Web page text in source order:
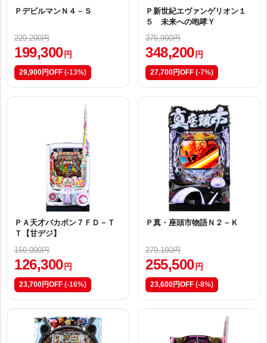
ＰデビルマンＮ４－Ｓ
229,200円
199,300 円
29,900円OFF (-13%)
Ｐ新世紀エヴァンゲリオン１
５ 未来への咆哮Ｙ
375,900円
348,200 円
27,700円OFF (-7%)
ＰＡ天才バカボン７ＦＤ－Ｔ
Ｔ【甘デジ】
150,000円
126,300 円
23,700円OFF (-16%)
Ｐ真・座頭市物語Ｎ２－Ｋ
279,100円
255,500 円
23,600円OFF (-8%)